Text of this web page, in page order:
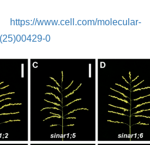
https://www.cell.com/molecular-
0